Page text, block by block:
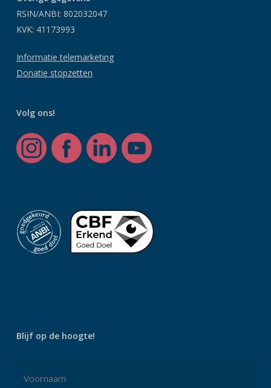
RSIN/ANBI: 802032047
KVK: 41173993
Informatie telemarketing
Donatie stopzetten
Volg ons!
Blijf op de hoogte!